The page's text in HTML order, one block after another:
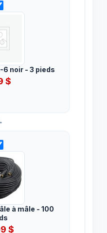
6 noir - 3 pieds
$
à mâle - 100
$